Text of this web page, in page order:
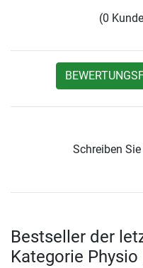
(0
Schreiben
Bestseller der
Kategorie Physio